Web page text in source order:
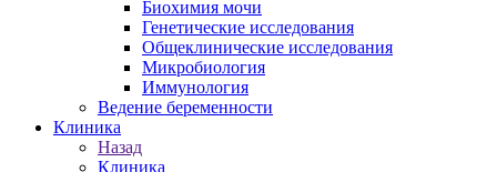
Биохимия мочи
Генетические исследования
Общеклинические исследования
Микробиология
Иммунология
Ведение беременности
Клиника
Назад
Клиника